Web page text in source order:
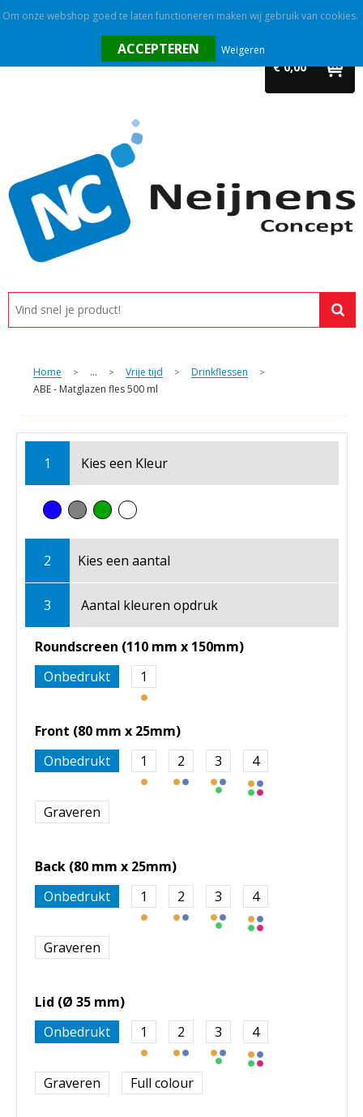
€ 0,00
Promotietextiel
Tassen
Alle categorieën
Custom made
Home > ... > Vrije tijd > Drinkflessen >
ABE - Matglazen fles 500 ml
1 Kies een Kleur
2 Kies een aantal
3 Aantal kleuren opdruk
Roundscreen (110 mm x 150mm)
Onbedrukt
1
Front (80 mm x 25mm)
Onbedrukt
1 2 3 4
Graveren
Back (80 mm x 25mm)
Onbedrukt
1 2 3 4
Graveren
Lid (Ø 35 mm)
Onbedrukt
1 2 3 4
Graveren Full colour
Om onze webshop goed te laten functioneren maken wij gebruik van cookies.
Weigeren